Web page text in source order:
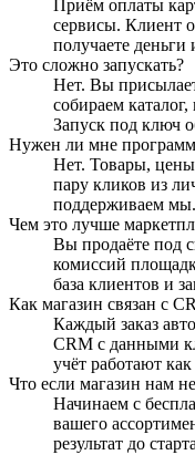
Приём оплаты
сервисы. Клиент
получаете деньги
Это сложно запускать?
Нет. Вы
собираем
Запуск под ключ
Нужен ли мне
Нет. Товары,
пару кликов из
поддерживаем мы.
Чем это лучше
Вы продаёте под
комиссий
база клиентов и
Как магазин связан с
Каждый заказ
CRM с данными
учёт работают
Что если магазин нам
Начинаем с
вашего
результат до